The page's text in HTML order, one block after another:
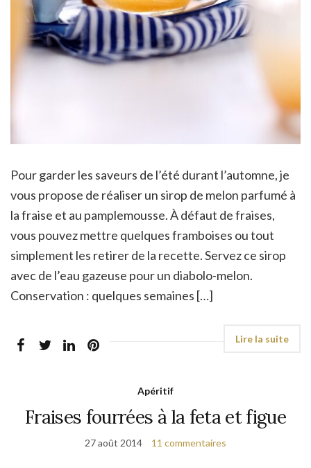
Pour garder les saveurs de l’été durant l’automne, je
vous propose de réaliser un sirop de melon parfumé à
la fraise et au pamplemousse. À défaut de fraises,
vous pouvez mettre quelques framboises ou tout
simplement les retirer de la recette. Servez ce sirop
avec de l’eau gazeuse pour un diabolo-melon.
Conservation : quelques semaines […]
Apéritif
Fraises fourrées à la feta et figue
27 août 2014 11 commentaires